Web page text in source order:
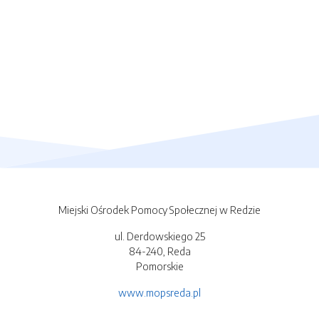
Miejski Ośrodek Pomocy Społecznej w Redzie
ul. Derdowskiego 25
84-240, Reda
Pomorskie
www.mopsreda.pl